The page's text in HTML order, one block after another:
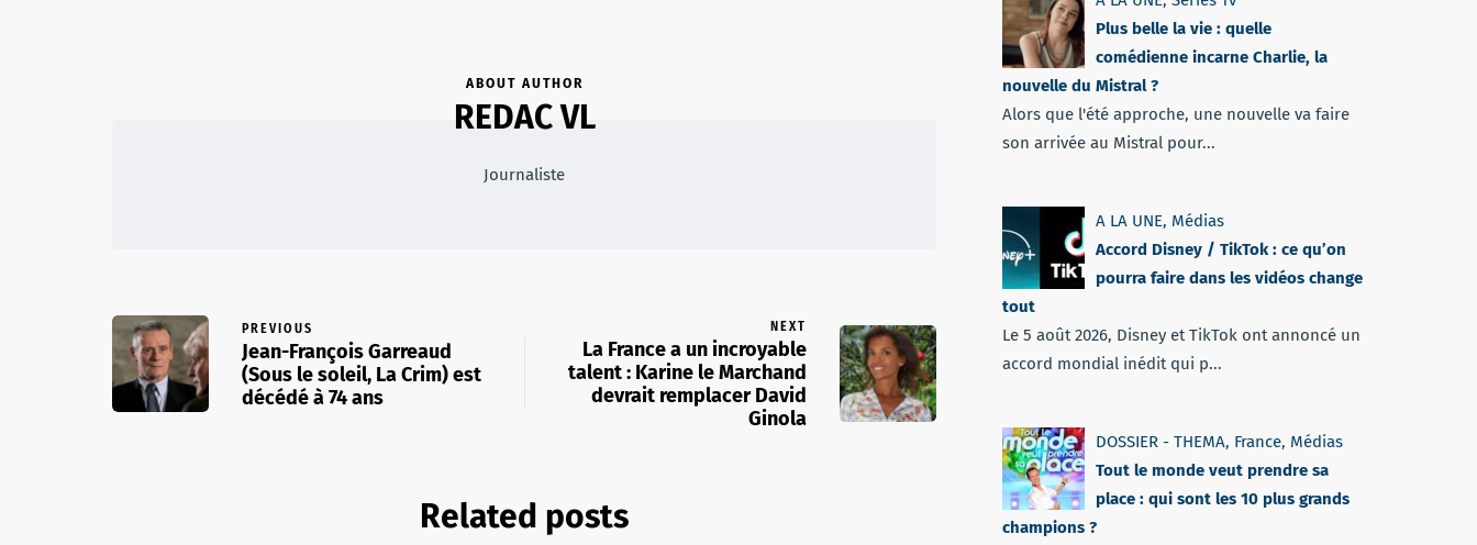
ABOUT AUTHOR
REDAC VL
Journaliste
PREVIOUS
Jean-François Garreaud
(Sous le soleil, La Crim) est
décédé à 74 ans
NEXT
La France a un incroyable
talent : Karine le Marchand
devrait remplacer David
Ginola
Related posts
Plus belle la vie : quelle
comédienne incarne Charlie, la
nouvelle du Mistral ?
Alors que l'été approche, une nouvelle va faire
son arrivée au Mistral pour...
A LA UNE, Médias
Accord Disney / TikTok : ce qu’on
pourra faire dans les vidéos change
tout
Le 5 août 2026, Disney et TikTok ont annoncé un
accord mondial inédit qui p...
DOSSIER - THEMA, France, Médias
Tout le monde veut prendre sa
place : qui sont les 10 plus grands
champions ?